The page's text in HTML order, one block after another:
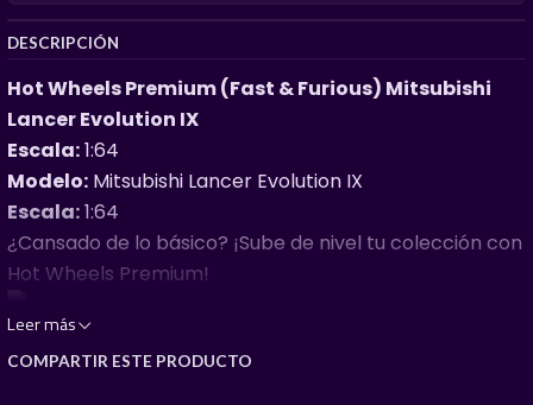
DESCRIPCIÓN
Hot Wheels Premium (Fast & Furious) Mitsubishi
Lancer Evolution IX
Escala:1:64
Modelo: Mitsubishi Lancer Evolution IX
Escala:1:64
​¿Cansado de lo básico? ¡Sube de nivel tu colección con
Hot Wheels Premium!
​No son juguetes, son réplicas de alta calidad.
Leer más
COMPARTIR ESTE PRODUCTO